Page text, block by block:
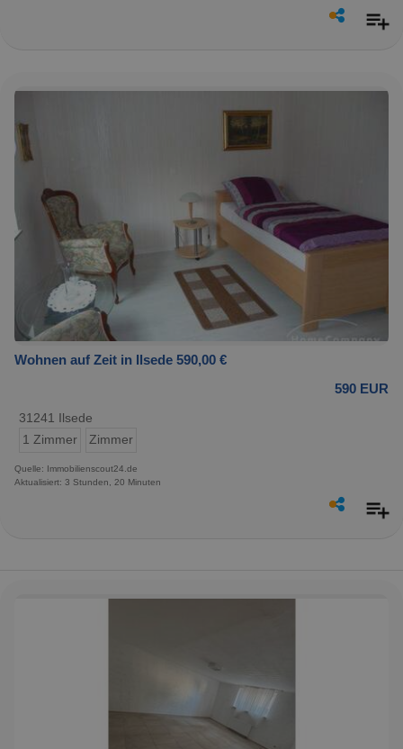
Wohnen auf Zeit in Ilsede 590,00 €
590 EUR
31241 Ilsede
1 Zimmer
Zimmer
Quelle: Immobilienscout24.de
Aktualisiert: 3 Stunden, 20 Minuten